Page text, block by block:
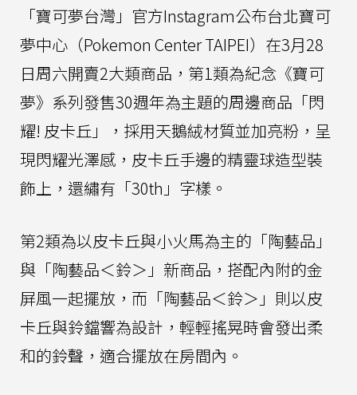
「寶可夢台灣」官方Instagram公布台北寶可
夢中心（Pokemon Center TAIPEI）在3月28
日周六開賣2大類商品，第1類為紀念《寶可
夢》系列發售30週年為主題的周邊商品「閃
耀! 皮卡丘」，採用天鵝絨材質並加亮粉，呈
現閃耀光澤感，皮卡丘手邊的精靈球造型裝
飾上，還繡有「30th」字樣。
第2類為以皮卡丘與小火馬為主的「陶藝品」
與「陶藝品＜鈴＞」新商品，搭配內附的金
屏風一起擺放，而「陶藝品＜鈴＞」則以皮
卡丘與鈴鐺響為設計，輕輕搖晃時會發出柔
和的鈴聲，適合擺放在房間內。